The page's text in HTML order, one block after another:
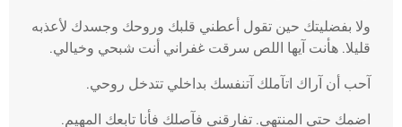
ولا بفضليتك حين تقول أعطني قلبك وروحك وجسدك لأعذبه
قليلا. هأنت آيها اللص سرقت غفراني أنت شبحي وخيالي.
آحب أن آراك اتآملك آتنفسك بداخلي تتدخل روحي.
اضمك حتي المنتهي. تفارقني فآصلك فأنا تابعك المهيم.